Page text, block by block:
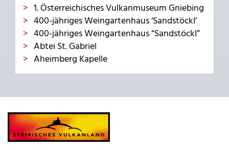
1. Österreichisches Vulkanmuseum Gniebing
400-jähriges Weingartenhaus ‘Sandstöckl’
400-jähriges Weingartenhaus “Sandstöckl”
Abtei St. Gabriel
Aheimberg Kapelle